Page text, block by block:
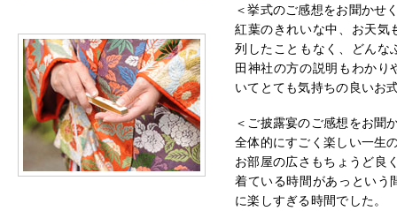
＜挙式のご感想をお聞かせ
紅葉のきれいな中、お天気
列したこともなく、どんな
田神社の方の説明もわか
いてとても気持ちの良いお
＜ご披露宴のご感想をお聞
全体的にすごく楽しい一生
お部屋の広さもちょうど良
着ている時間があっという
に楽しすぎる時間でした。